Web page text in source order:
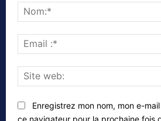
Enregistrez mon nom, mon e-
ce navigateur pour la prochaine fois